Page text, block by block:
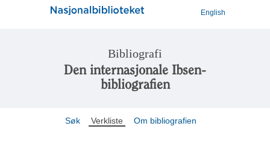
English
Bibliografi
Den internasjonale Ibsen-
bibliografien
Søk Verkliste Om bibliografien